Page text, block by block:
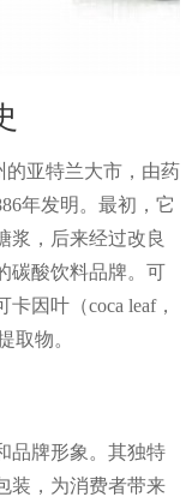
的亚特兰大市，由药
年发明。最初，它
浆，后来经过改良
碳酸饮料品牌。可
因叶（coca leaf，
取物。
品牌形象。其独特
装，为消费者带来